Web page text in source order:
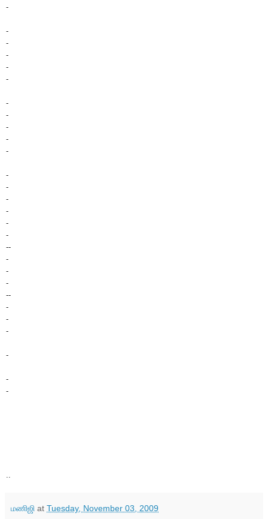
-
-
-
-
-
-
-
-
-
-
-
-
-
-
-
-
-
--
-
-
-
--
-
-
-
-
-
-
மணிஜி at Tuesday, November 03, 2009